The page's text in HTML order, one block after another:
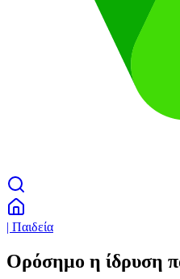
| Παιδεία
Ορόσημο η ίδρυση